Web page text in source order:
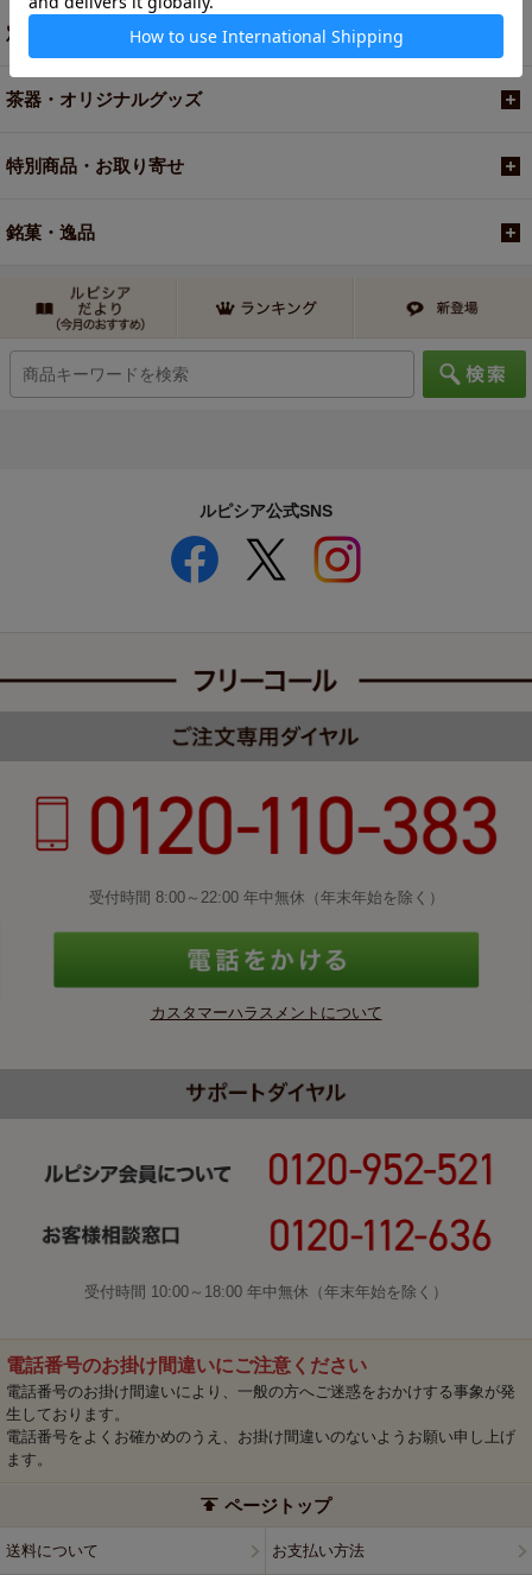
定期便
茶器・オリジナルグッズ
特別商品・お取り寄せ
銘菓・逸品
ルピシア公式SNS
受付時間 8:00～22:00 年中無休（年末年始を除く）
カスタマーハラスメントについて
受付時間 10:00～18:00 年中無休（年末年始を除く）
電話番号のお掛け間違いにご注意ください
電話番号のお掛け間違いにより、一般の方へご迷惑をおかけする事象が発
生しております。
電話番号をよくお確かめのうえ、お掛け間違いのないようお願い申し上げ
ます。
ページトップ
送料について お支払い方法